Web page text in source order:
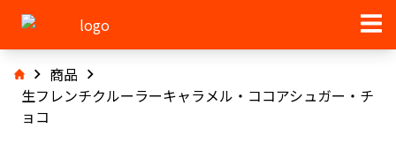
商品
生フレンチクルーラーキャラメル・ココアシュガー・チ
ョコ